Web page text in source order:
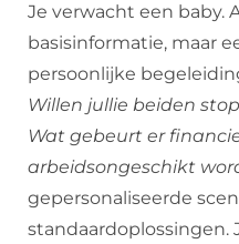
Je verwacht een baby.
basisinformatie, maar
persoonlijke
Willen jullie beiden
Wat gebeurt er
arbeidsongeschikt
gepersonaliseerde
standaardoplossingen.